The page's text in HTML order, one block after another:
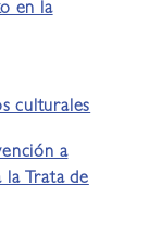
en la
culturales
a
Trata de